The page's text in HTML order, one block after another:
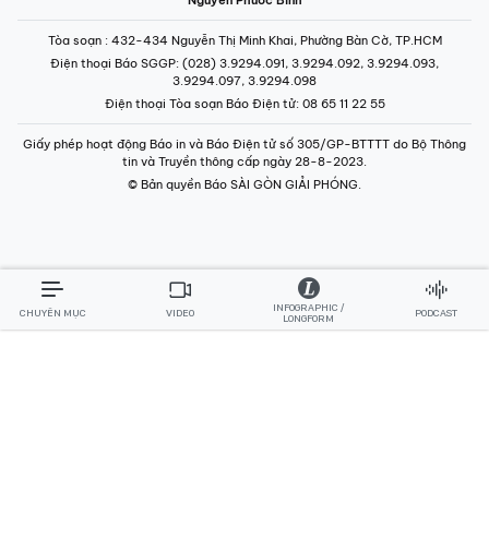
Tòa soạn : 432-434 Nguyễn Thị Minh Khai, Phường Bàn Cờ, TP.HCM
Điện thoại Báo SGGP: (028) 3.9294.091, 3.9294.092, 3.9294.093,
3.9294.097, 3.9294.098
Điện thoại Tòa soạn Báo Điện tử: 08 65 11 22 55
Giấy phép hoạt động Báo in và Báo Điện tử số 305/GP-BTTTT do Bộ Thông
tin và Truyền thông cấp ngày 28-8-2023.
© Bản quyền Báo SÀI GÒN GIẢI PHÓNG.
CHUYÊN MỤC VIDEO
INFOGRAPHIC /
LONGFORM
PODCAST